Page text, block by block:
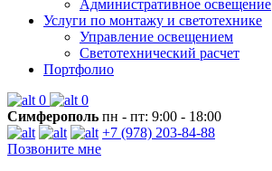
Административное освещение
Услуги по монтажу и светотехнике
Управление освещением
Светотехнический расчет
Портфолио
0
0
Симферополь пн - пт: 9:00 - 18:00
+7 (978) 203-84-88
Позвоните мне